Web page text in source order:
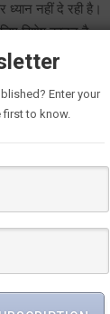
ध्यान नहीं दे रही है।
विशेष कानून है,
के शहीदों के सम्मान
Enter your
first to know.